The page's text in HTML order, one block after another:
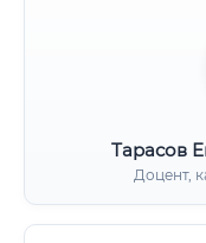
Тарасов
Доцент,